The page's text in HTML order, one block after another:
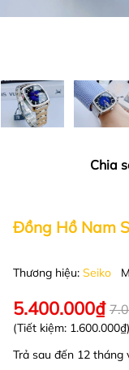
Chia
Đồng Hồ Nam
Thương hiệu: Seiko
5.400.000₫
(Tiết kiệm: 1.600.000₫)
Trả sau đến 12 tháng